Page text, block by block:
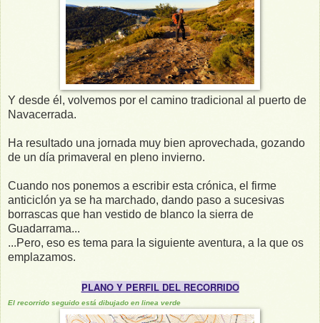
Y desde él, volvemos por el camino tradicional al puerto de
Navacerrada.
Ha resultado una jornada muy bien aprovechada, gozando
de un día primaveral en pleno invierno.
Cuando nos ponemos a escribir esta crónica, el firme
anticiclón ya se ha marchado, dando paso a sucesivas
borrascas que han vestido de blanco la sierra de
Guadarrama...
...Pero, eso es tema para la siguiente aventura, a la que os
emplazamos.
PLANO Y PERFIL DEL RECORRIDO
El recorrido seguido está dibujado en linea verde